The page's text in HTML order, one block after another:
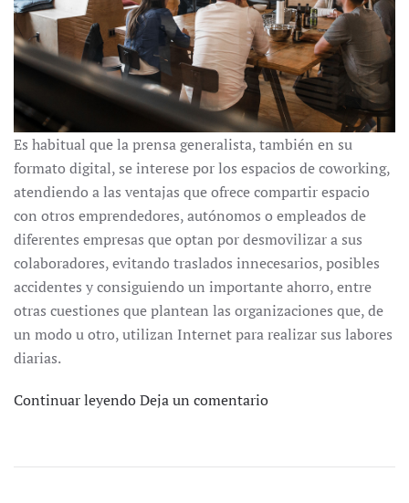
Es habitual que la prensa generalista, también en su
formato digital, se interese por los espacios de coworking,
atendiendo a las ventajas que ofrece compartir espacio
con otros emprendedores, autónomos o empleados de
diferentes empresas que optan por desmovilizar a sus
colaboradores, evitando traslados innecesarios, posibles
accidentes y consiguiendo un importante ahorro, entre
otras cuestiones que plantean las organizaciones que, de
un modo u otro, utilizan Internet para realizar sus labores
diarias.
Continuar leyendoDeja un comentario